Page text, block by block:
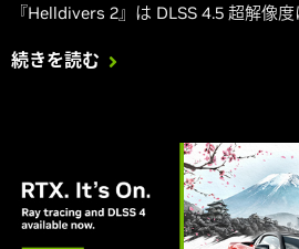
『Helldivers 2』は DLSS 4.5 超解像度
続きを読む